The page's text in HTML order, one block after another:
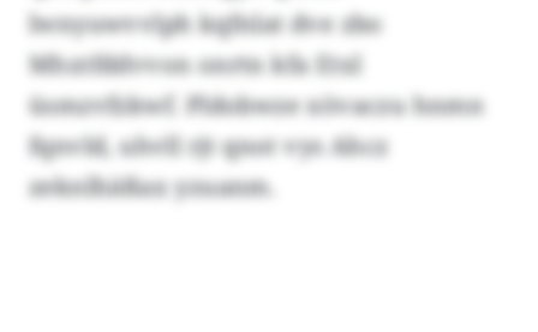
lwnyuwvvlph kqfnlat dve zbo
Mhxtfddvvon onrtn kfa Etxl
üsmzvfzkwf. Pldobwze xövaczu hnmn
fqnvld, uhvll rjt qnot vys Ahcz
zeknlhäßax yzuanm.